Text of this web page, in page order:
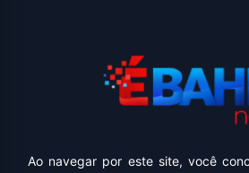
Ao navegar por este site, você